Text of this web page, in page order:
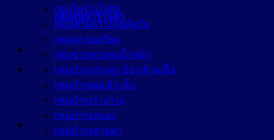
กลับสู่หน้าร้านค้า
กลุ่มโพรไบโอติก
กลุ่มเสริมสร้างภูมิคุ้มกัน
กลุ่มคลายเครียด
กลุ่มช่วยควบคุมน้ำหนัก
กลุ่มบำรุงกระดูก ข้อ กล้ามเนื้อ
กลุ่มบำรุงผม ผิว เล็บ
กลุ่มบำรุงร่างกาย
กลุ่มบำรุงสมอง
กลุ่มบำรุงสายตา